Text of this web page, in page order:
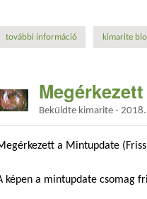
további információfrissítés a linux
kimarite
Beküldte kimarite -
a Mintupdate
képen a mintupdate csomag